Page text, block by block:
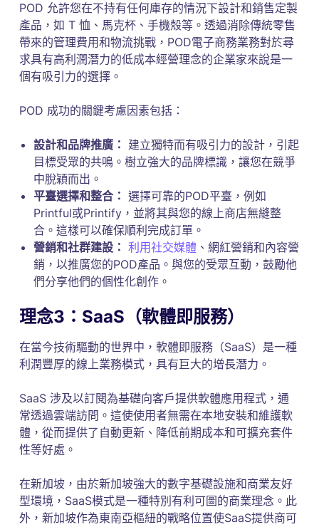
POD 允許您在不持有任何庫存的情況下設計和銷售定製
產品，如 T 恤、馬克杯、手機殼等。透過消除傳統零售
帶來的管理費用和物流挑戰，POD電子商務業務對於尋
求具有高利潤潛力的低成本經營理念的企業家來說是一
個有吸引力的選擇。
POD 成功的關鍵考慮因素包括：
設計和品牌推廣： 建立獨特而有吸引力的設計，引起
目標受眾的共鳴。樹立強大的品牌標識，讓您在競爭
中脫穎而出。
平臺選擇和整合： 選擇可靠的POD平臺，例如
Printful或Printify，並將其與您的線上商店無縫整
合。這樣可以確保順利完成訂單。
營銷和社群建設： 利用社交媒體 、網紅營銷和內容營
銷，以推廣您的POD產品。與您的受眾互動，鼓勵他
們分享他們的個性化創作。
理念3：SaaS（軟體即服務）
在當今技術驅動的世界中，軟體即服務（SaaS）是一種
利潤豐厚的線上業務模式，具有巨大的增長潛力。
SaaS 涉及以訂閱為基礎向客戶提供軟體應用程式，通
常透過雲端訪問。這使使用者無需在本地安裝和維護軟
體，從而提供了自動更新、降低前期成本和可擴充套件
性等好處。
在新加坡，由於新加坡強大的數字基礎設施和商業友好
型環境，SaaS模式是一種特別有利可圖的商業理念。此
外，新加坡作為東南亞樞紐的戰略位置使SaaS提供商可